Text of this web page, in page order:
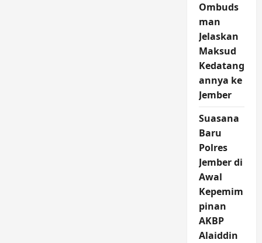
Ombuds
man
Jelaskan
Maksud
Kedatang
annya ke
Jember
Suasana
Baru
Polres
Jember di
Awal
Kepemim
pinan
AKBP
Alaiddin